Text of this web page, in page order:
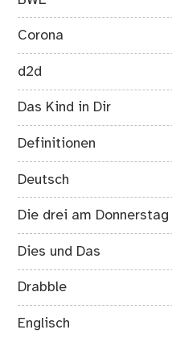
Corona
d2d
Das Kind in Dir
Definitionen
Deutsch
Die drei am Donnerstag
Dies und Das
Drabble
Englisch